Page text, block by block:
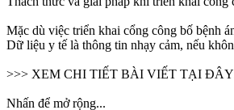
Mặc dù việc triển khai cổng công bố bệnh
Dữ liệu y tế là thông tin nhạy cảm, nếu
>>> XEM CHI TIẾT BÀI VIẾT TẠI
Nhấn để mở rộng...